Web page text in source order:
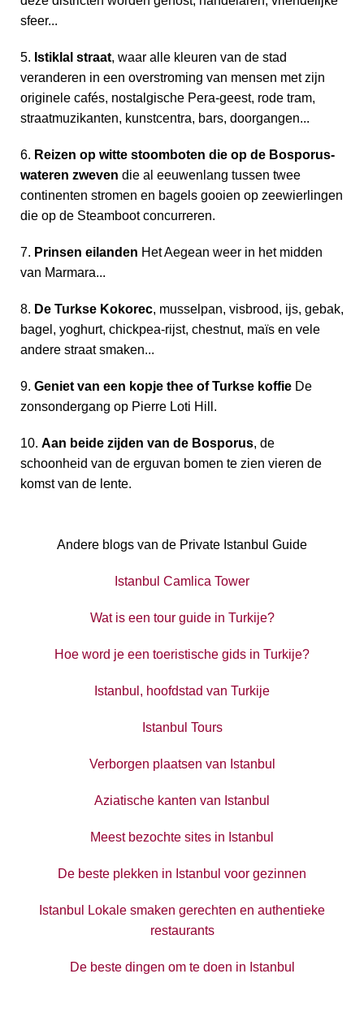
sfeer...
5. Istiklal straat, waar alle kleuren van de stad
veranderen in een overstroming van mensen met zijn
originele cafés, nostalgische Pera-geest, rode tram,
straatmuzikanten, kunstcentra, bars, doorgangen...
6. Reizen op witte stoomboten die op de Bosporus-
wateren zweven die al eeuwenlang tussen twee
continenten stromen en bagels gooien op zeewierlingen
die op de Steamboot concurreren.
7. Prinsen eilanden Het Aegean weer in het midden
van Marmara...
8. De Turkse Kokorec, musselpan, visbrood, ijs, gebak,
bagel, yoghurt, chickpea-rijst, chestnut, maïs en vele
andere straat smaken...
9. Geniet van een kopje thee of Turkse koffie De
zonsondergang op Pierre Loti Hill.
10. Aan beide zijden van de Bosporus, de
schoonheid van de erguvan bomen te zien vieren de
komst van de lente.
Andere blogs van de Private Istanbul Guide
Istanbul Camlica Tower
Wat is een tour guide in Turkije?
Hoe word je een toeristische gids in Turkije?
Istanbul, hoofdstad van Turkije
Istanbul Tours
Verborgen plaatsen van Istanbul
Aziatische kanten van Istanbul
Meest bezochte sites in Istanbul
De beste plekken in Istanbul voor gezinnen
Istanbul Lokale smaken gerechten en authentieke
restaurants
De beste dingen om te doen in Istanbul